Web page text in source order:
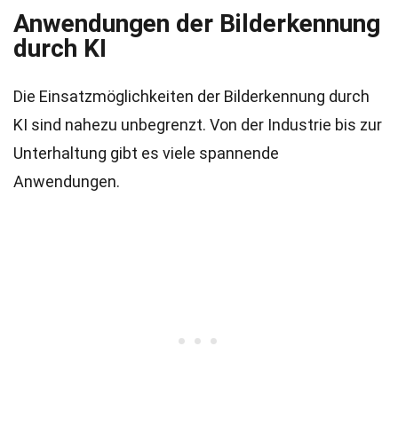
Anwendungen der Bilderkennung
durch KI
Die Einsatzmöglichkeiten der Bilderkennung durch
KI sind nahezu unbegrenzt. Von der Industrie bis zur
Unterhaltung gibt es viele spannende
Anwendungen.